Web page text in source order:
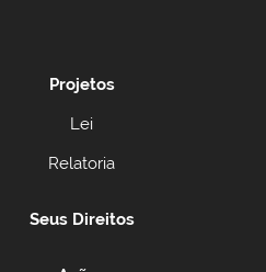
Projetos
Lei
Relatoria
Seus Direitos